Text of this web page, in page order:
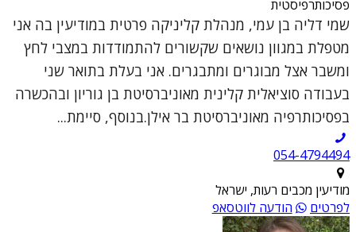
פסיכותרפיסטית
שמי דליה בן עמי, מנהלת קליניקה פרטית במודיעין בה אני
מטפלת במגוון נושאים שקשורים להתמודדות במצבי לחץ
ומשבר אצל מבוגרים ומתבגרים. אני בעלת בתואר שני
בעבודה סוציאלית קלינית מאוניברסיטת בן גוריון ובהכשרה
בפסיכותרפיה מאוניברסיטת בר אילן.בנוסף, סיימת...
054-4794494
מודיעין מכבים רעות, ישראל
לפרטים
הודעה לווטסאפ